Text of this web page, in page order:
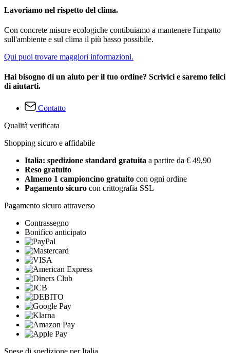
Lavoriamo nel rispetto del clima.
Con concrete misure ecologiche contibuiamo a mantenere l'impatto
sull'ambiente e sul clima il più basso possibile.
Qui puoi trovare maggiori informazioni.
Hai bisogno di un aiuto per il tuo ordine? Scrivici e saremo felici
di aiutarti.
Contatto
Qualità verificata
Shopping sicuro e affidabile
Italia: spedizione standard gratuita a partire da € 49,90
Reso gratuito
Almeno 1 campioncino gratuito con ogni ordine
Pagamento sicuro con crittografia SSL
Pagamento sicuro attraverso
Contrassegno
Bonifico anticipato